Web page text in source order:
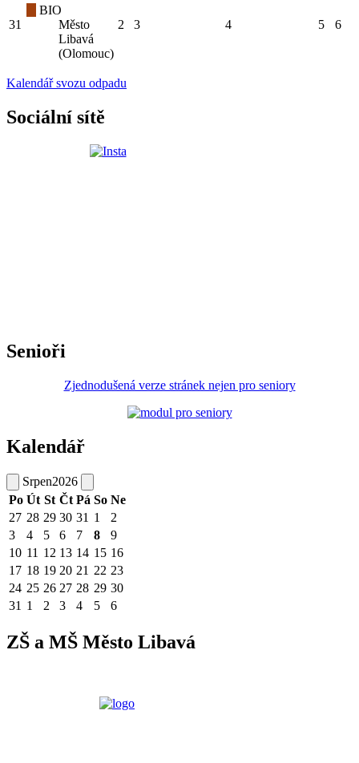
31
BIO
Město
Libavá
(Olomouc)
2 3 4 5 6
Kalendář svozu odpadu
Sociální sítě
Senioři
Zjednodušená verze stránek nejen pro seniory
Kalendář
Srpen2026
Po Út St Čt Pá So Ne
27 28 29 30 31 1
2
3
4 5 6 7 8
9
10 11 12 13 14 15 16
17 18 19 20 21 22 23
24 25 26 27 28 29 30
31 1 2 3 4 5 6
ZŠ a MŠ Město Libavá